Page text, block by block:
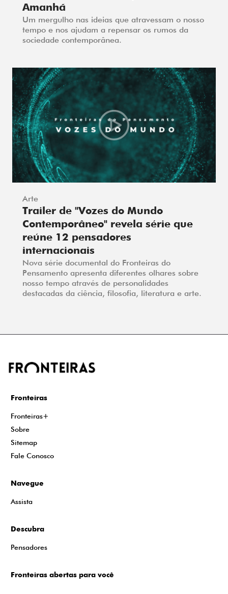
Amanhã
Um mergulho nas ideias que atravessam o nosso
tempo e nos ajudam a repensar os rumos da
sociedade contemporânea.
Arte
Trailer de "Vozes do Mundo
Contemporâneo" revela série que
reúne 12 pensadores
internacionais
Nova série documental do Fronteiras do
Pensamento apresenta diferentes olhares sobre
nosso tempo através de personalidades
destacadas da ciência, filosofia, literatura e arte.
Fronteiras
Fronteiras+
Sobre
Sitemap
Fale Conosco
Navegue
Assista
Descubra
Pensadores
Fronteiras abertas para você